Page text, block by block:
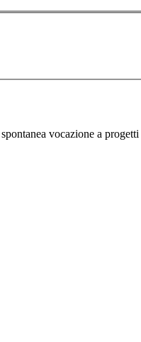
vocazione a